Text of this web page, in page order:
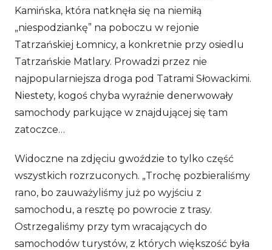
Kamińska, która natknęła się na niemiłą
„niespodziankę” na poboczu w rejonie
Tatrzańskiej Łomnicy, a konkretnie przy osiedlu
Tatrzańskie Matlary. Prowadzi przez nie
najpopularniejsza droga pod Tatrami Słowackimi.
Niestety, kogoś chyba wyraźnie denerwowały
samochody parkujące w znajdującej się tam
zatoczce…
Widoczne na zdjęciu gwoździe to tylko część
wszystkich rozrzuconych. „Trochę pozbieraliśmy
rano, bo zauważyliśmy już po wyjściu z
samochodu, a resztę po powrocie z trasy.
Ostrzegaliśmy przy tym wracających do
samochodów turystów, z których większość była